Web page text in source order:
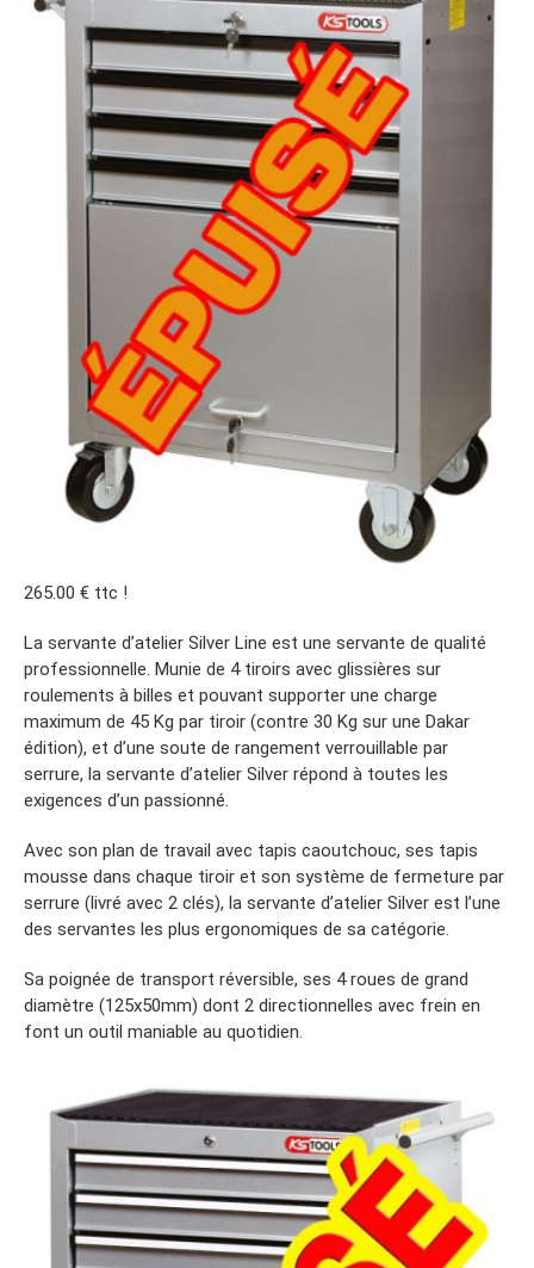
265.00 € ttc !
La servante d’atelier Silver Line est une servante de qualité
professionnelle. Munie de 4 tiroirs avec glissières sur
roulements à billes et pouvant supporter une charge
maximum de 45 Kg par tiroir (contre 30 Kg sur une Dakar
édition), et d’une soute de rangement verrouillable par
serrure, la servante d’atelier Silver répond à toutes les
exigences d’un passionné.
Avec son plan de travail avec tapis caoutchouc, ses tapis
mousse dans chaque tiroir et son système de fermeture par
serrure (livré avec 2 clés), la servante d’atelier Silver est l’une
des servantes les plus ergonomiques de sa catégorie.
Sa poignée de transport réversible, ses 4 roues de grand
diamètre (125x50mm) dont 2 directionnelles avec frein en
font un outil maniable au quotidien.